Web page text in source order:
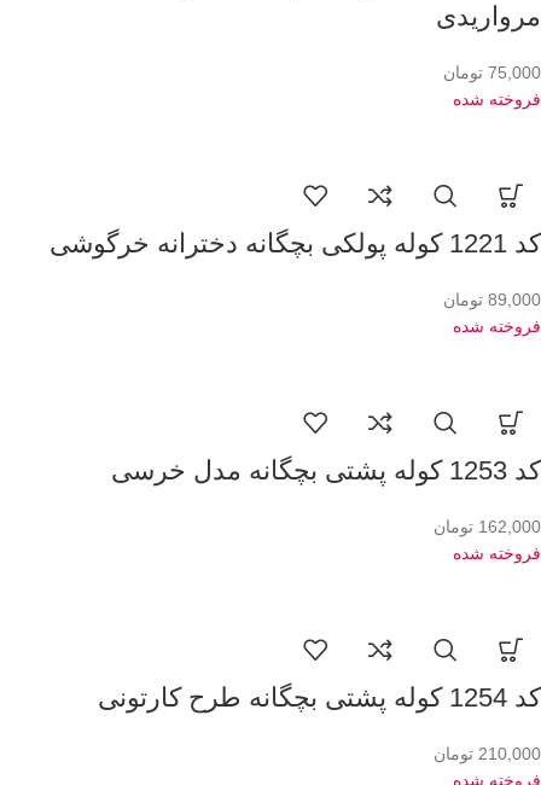
مرواریدی
75,000 تومان
فروخته شده
کد 1221 کوله پولکی بچگانه دخترانه خرگوشی
89,000 تومان
فروخته شده
کد 1253 کوله پشتی بچگانه مدل خرسی
162,000 تومان
فروخته شده
کد 1254 کوله پشتی بچگانه طرح کارتونی
210,000 تومان
فروخته شده